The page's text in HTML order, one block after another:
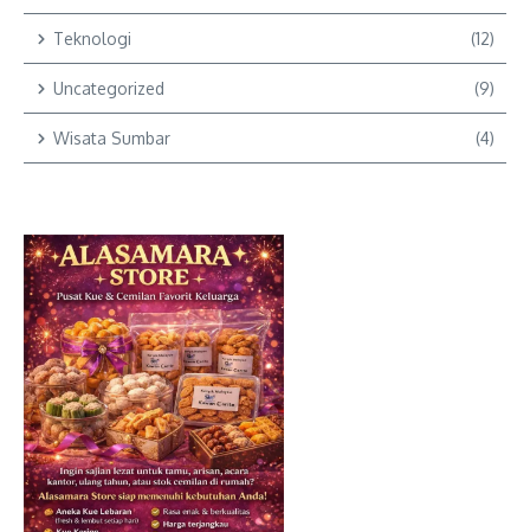
Teknologi (12)
Uncategorized (9)
Wisata Sumbar (4)